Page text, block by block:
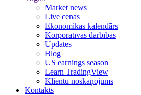
Market news
Live cenas
Ekonomikas kalendārs
Korporatīvās darbības
Updates
Blog
US earnings season
Learn TradingView
Klientu noskaņojums
Kontakts